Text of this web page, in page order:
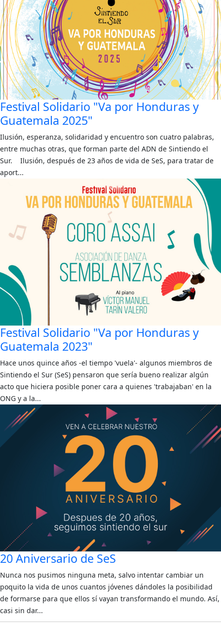
Festival Solidario "Va por Honduras y
Guatemala 2025"
Ilusión, esperanza, solidaridad y encuentro son cuatro palabras,
entre muchas otras, que forman parte del ADN de Sintiendo el
Sur. Ilusión, después de 23 años de vida de SeS, para tratar de
aport...
Festival Solidario "Va por Honduras y
Guatemala 2023"
Hace unos quince años -el tiempo 'vuela'- algunos miembros de
Sintiendo el Sur (SeS) pensaron que sería bueno realizar algún
acto que hiciera posible poner cara a quienes 'trabajaban' en la
ONG y a la...
20 Aniversario de SeS
Nunca nos pusimos ninguna meta, salvo intentar cambiar un
poquito la vida de unos cuantos jóvenes dándoles la posibilidad
de formarse para que ellos sí vayan transformando el mundo. Así,
casi sin dar...